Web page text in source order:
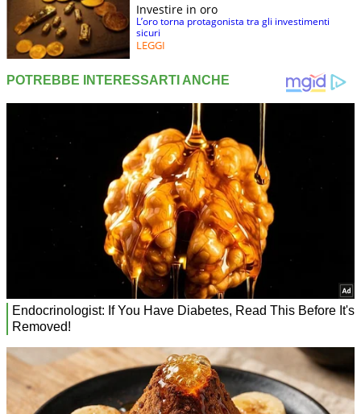
Investire in oro
L’oro torna protagonista tra gli investimenti
sicuri
LEGGI